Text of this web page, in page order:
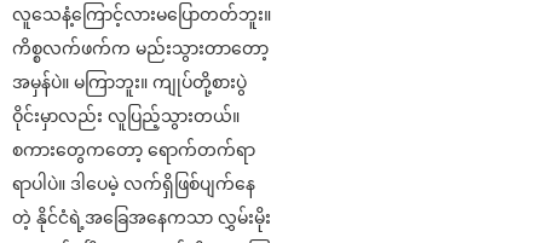
လူသေနံ့ကြောင့်လားမပြောတတ်ဘူး။
ကိစ္စလက်ဖက်က မည်းသွားတာတော့
အမှန်ပဲ။ မကြာဘူး။ ကျုပ်တို့စားပွဲ
ဝိုင်းမှာလည်း လူပြည့်သွားတယ်။
စကားတွေကတော့ ရောက်တက်ရာ
ရာပါပဲ။ ဒါပေမဲ့ လက်ရှိဖြစ်ပျက်နေ
တဲ့ နိုင်ငံရဲ့အခြေအနေကသာ လွှမ်းမိုး